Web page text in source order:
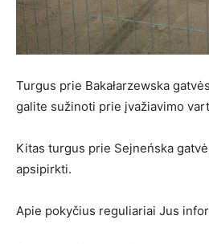
Turgus prie Bakałarzewska
galite sužinoti prie įvažiavimo
Kitas turgus prie Sejneńska
apsipirkti.
Apie pokyčius reguliariai Jus